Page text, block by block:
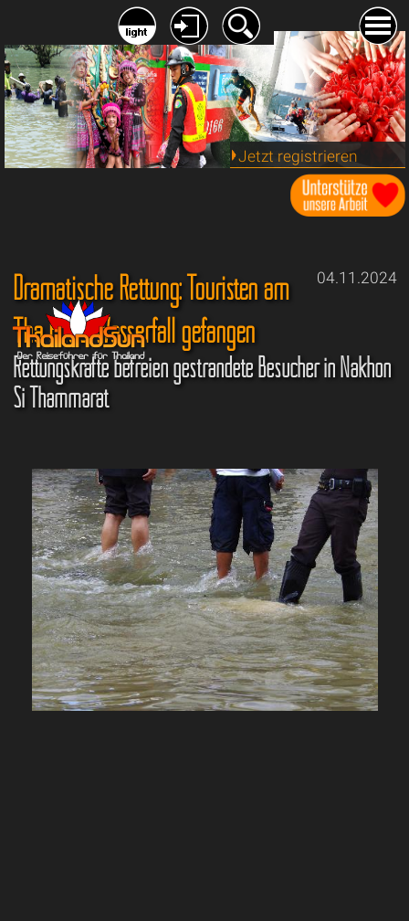
Jetzt registrieren
04.11.2024
Dramatische Rettung: Touristen am
Tha Phae-Wasserfall gefangen
Rettungskräfte befreien gestrandete Besucher in Nakhon
Si Thammarat